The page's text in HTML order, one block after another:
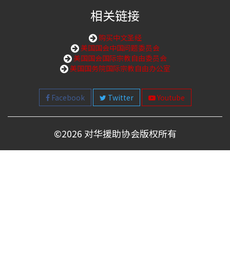
相关链接
购买中文圣经
美国国会中国问题委员会
美国国会国际宗教自由委员会
美国国务院国际宗教自由办公室
Facebook Twitter Youtube
©2026 对华援助协会版权所有